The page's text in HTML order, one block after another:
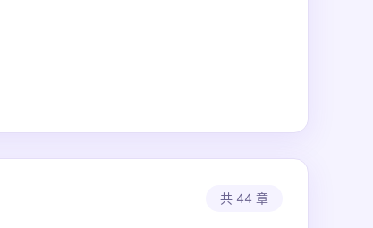
共 44 章